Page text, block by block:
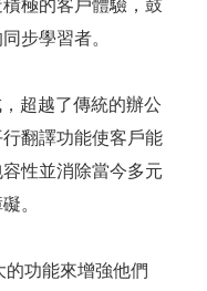
極的客戶體驗，鼓
步學習者。
超越了傳統的辦公
翻譯功能使客戶能
性並消除當今多元
。
的功能來增強他們